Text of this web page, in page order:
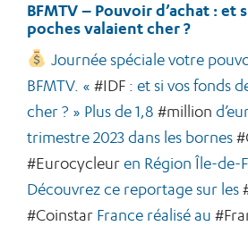
BFMTV – Pouvoir d’achat : et
poches valaient cher ?
Journée spéciale votre
BFMTV. « #IDF : et si vos fonds
cher ? » Plus de 1,8 #million
trimestre 2023 dans les bornes
#Eurocycleuren Région Île-de-
Découvrez ce reportage sur les
#Coinstar France réalisé au